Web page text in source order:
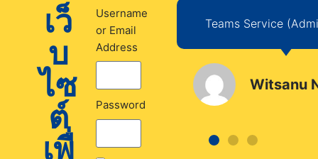
เว็
บ
ไซ
ต์
เพื่
Username
or Email
Address
Password
Service (Author) Teams Service
Witsanu